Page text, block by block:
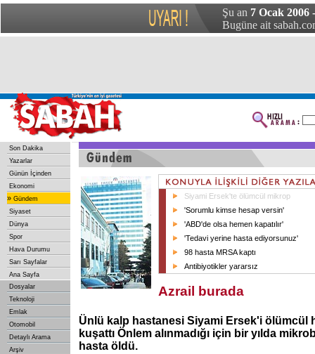
Şu an 7 Ocak 2006
Bugüne ait
Son Dakika
Yazarlar
Günün İçinden
Ekonomi
» Gündem
Siyaset
Dünya
Spor
Hava Durumu
Sarı Sayfalar
Ana Sayfa
Dosyalar
Teknoloji
Emlak
Otomobil
Detaylı Arama
Arşiv
Siyami Ersek'te ölümcül mikrop
'Sorumlu kimse hesap versin'
'ABD'de olsa hemen kapatılır'
'Tedavi yerine hasta ediyorsunuz'
98 hasta MRSA kaptı
Antibiyotikler yararsız
Azrail burada
Ünlü kalp hastanesi Siyami Ersek'i ölümcül
kuşattı Önlem alınmadığı için bir yılda
hasta öldü.